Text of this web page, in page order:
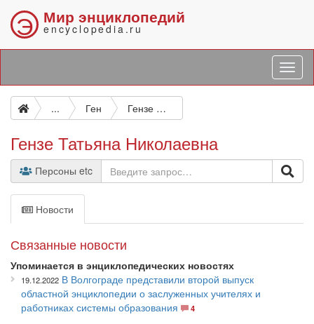
Э Мир энциклопедий
encyclopedia.ru
... Ген Гензе Татьяна Николаевна
Гензе Татьяна Николаевна
Персоны etc
Новости
Связанные новости
Упоминается в энциклопедических новостях
19.12.2022 В Волгограде представили второй выпуск
областной энциклопедии о заслуженных учителях и
работниках системы образования
4